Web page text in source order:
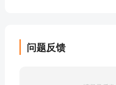
【小美医生睡前故事】花孩
【小美医生睡前故事】小猫
问题反馈